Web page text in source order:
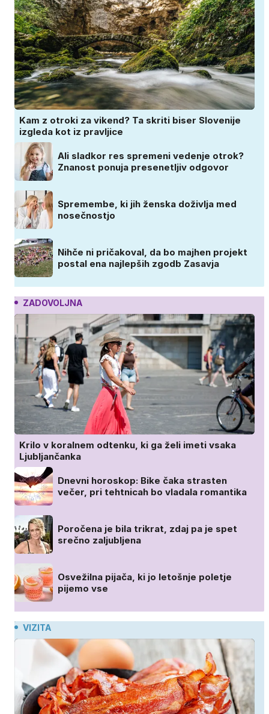
Kam z otroki za vikend? Ta skriti biser Slovenije
izgleda kot iz pravljice
Ali sladkor res spremeni vedenje otrok?
Znanost ponuja presenetljiv odgovor
Spremembe, ki jih ženska doživlja med
nosečnostjo
Nihče ni pričakoval, da bo majhen projekt
postal ena najlepših zgodb Zasavja
ZADOVOLJNA
Krilo v koralnem odtenku, ki ga želi imeti vsaka
Ljubljančanka
Dnevni horoskop: Bike čaka strasten
večer, pri tehtnicah bo vladala romantika
Poročena je bila trikrat, zdaj pa je spet
srečno zaljubljena
Osvežilna pijača, ki jo letošnje poletje
pijemo vse
VIZITA